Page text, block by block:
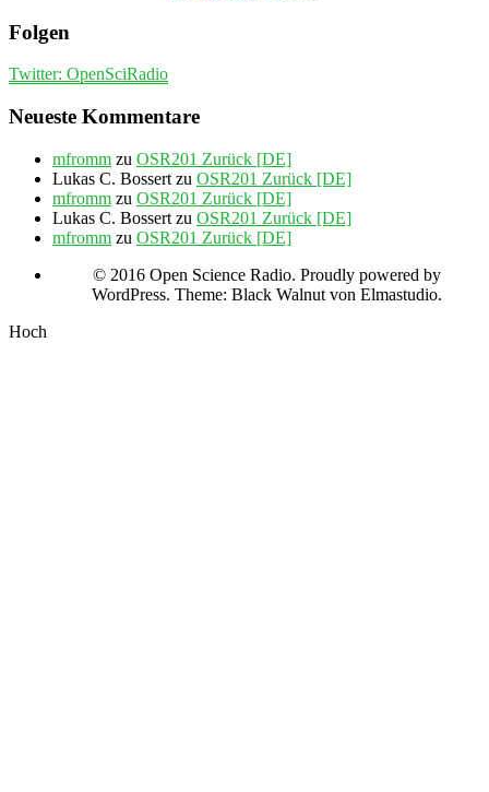
Folgen
Twitter: OpenSciRadio
Neueste Kommentare
mfromm zu OSR201 Zurück [DE]
Lukas C. Bossert zu OSR201 Zurück [DE]
mfromm zu OSR201 Zurück [DE]
Lukas C. Bossert zu OSR201 Zurück [DE]
mfromm zu OSR201 Zurück [DE]
© 2016 Open Science Radio. Proudly powered by
WordPress. Theme: Black Walnut von Elmastudio.
Hoch